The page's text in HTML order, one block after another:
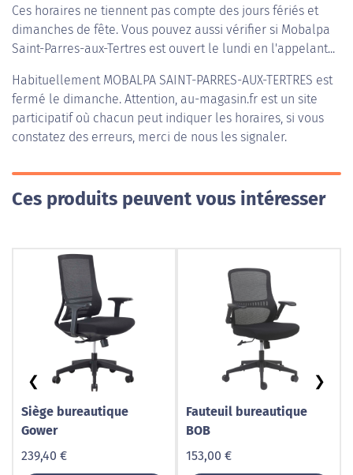
Ces horaires ne tiennent pas compte des jours fériés et
dimanches de fête. Vous pouvez aussi vérifier si Mobalpa
Saint-Parres-aux-Tertres est ouvert le lundi en l'appelant...
Habituellement MOBALPA SAINT-PARRES-AUX-TERTRES est
fermé le dimanche. Attention, au-magasin.fr est un site
participatif où chacun peut indiquer les horaires, si vous
constatez des erreurs, merci de nous les signaler.
Ces produits peuvent vous intéresser
Siège bureautique
Gower
239,40 €
Fauteuil bureautique
BOB
153,00 €
❮ ❯